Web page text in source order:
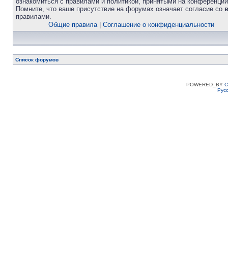
Помните, что ваше присутствие на форумах означает согласие со
правилами.
Общие правила| Соглашение о конфиденциальности
Список форумов
POWERED_BY